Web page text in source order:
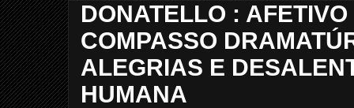
DONATELLO :
COMPASSO
ALEGRIAS E
HUMANA